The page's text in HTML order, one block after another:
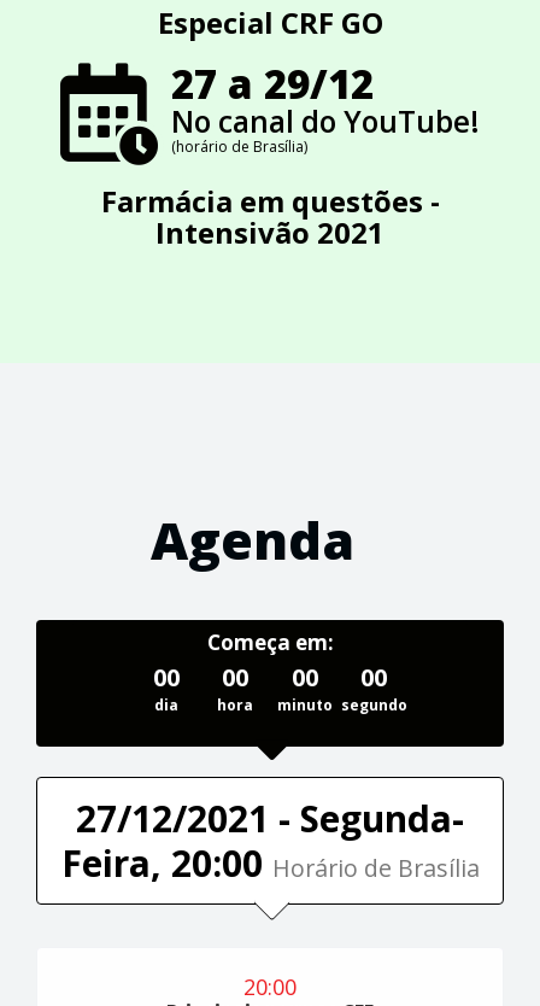
Especial CRF GO
27 a 29/12
No canal do YouTube!
(horário de Brasília)
Farmácia em questões -
Intensivão 2021
Agenda
Começa em:
00
dia
00
hora
00
minuto
00
segundo
27/12/2021 - Segunda-
Feira, 20:00 Horário de Brasília
20:00